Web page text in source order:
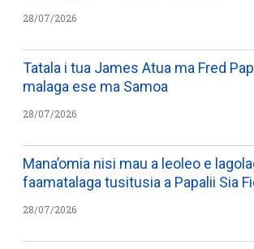
28/07/2026
Tatala i tua James Atua ma Fred
malaga ese ma Samoa
28/07/2026
Mana’omia nisi mau a leoleo e
faamatalaga tusitusia a Papalii Sia
28/07/2026